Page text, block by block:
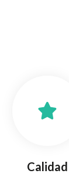
Calidad